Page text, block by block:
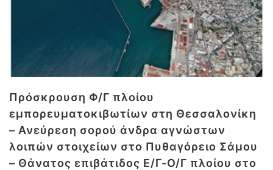
Πρόσκρουση Φ/Γ πλοίου
εμπορευματοκιβωτίων στη Θεσσαλονίκη
– Ανεύρεση σορού άνδρα αγνώστων
λοιπών στοιχείων στο Πυθαγόρειο Σάμου
– Θάνατος επιβάτιδος Ε/Γ-Ο/Γ πλοίου στο